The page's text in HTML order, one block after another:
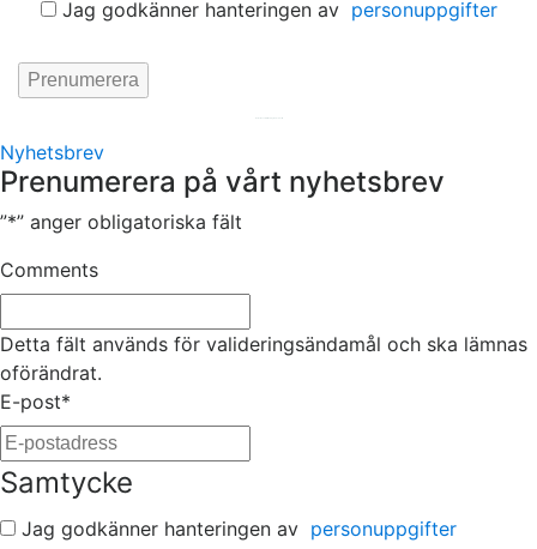
Jag godkänner hanteringen av personuppgifter
Nyhetsbrev
Prenumerera på vårt nyhetsbrev
”*” anger obligatoriska fält
Comments
Detta fält används för valideringsändamål och ska lämnas
oförändrat.
E-post*
Samtycke
Jag godkänner hanteringen av personuppgifter